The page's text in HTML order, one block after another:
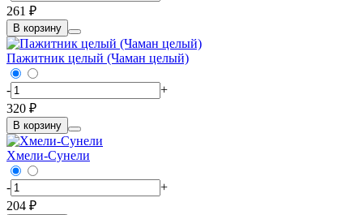
261 ₽
В корзину
Пажитник целый (Чаман целый)
-
+
320 ₽
В корзину
Хмели-Сунели
-
+
204 ₽